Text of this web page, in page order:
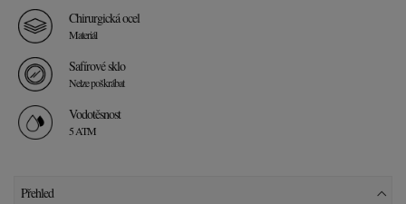
Chirurgická ocel
Materiál
Safírové sklo
Nelze poškrábat
Vodotěsnost
5 ATM
Přehled